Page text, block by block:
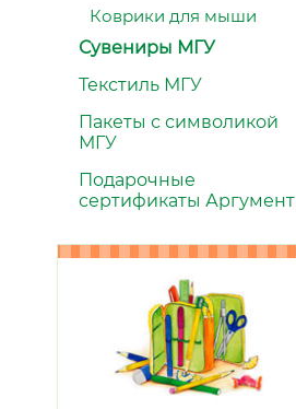
Коврики для мыши
Сувениры МГУ
Текстиль МГУ
Пакеты с символикой
МГУ
Подарочные
сертификаты Аргумент